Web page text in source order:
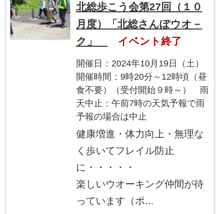
北総歩こう会第27回（１０
月度）「北総さんぽウオ－
ク」
イベント終了
開催日：2024年10月19日（土）
開催時間：9時20分～12時頃（昼
食不要）（受付開始９時～） 雨
天中止：午前7時の天気予報で雨
予報の場合は中止
健康増進・体力向上・無理な
く歩いてフレイル防止
に・・・・・
楽しいウオーキング仲間が待
っています（ポ...